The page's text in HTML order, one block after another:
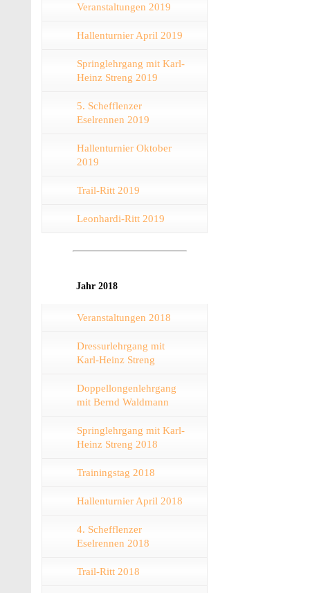
Veranstaltungen 2019
Hallenturnier April 2019
Springlehrgang mit Karl-
Heinz Streng 2019
5. Schefflenzer
Eselrennen 2019
Hallenturnier Oktober
2019
Trail-Ritt 2019
Leonhardi-Ritt 2019
Jahr 2018
Veranstaltungen 2018
Dressurlehrgang mit
Karl-Heinz Streng
Doppellongenlehrgang
mit Bernd Waldmann
Springlehrgang mit Karl-
Heinz Streng 2018
Trainingstag 2018
Hallenturnier April 2018
4. Schefflenzer
Eselrennen 2018
Trail-Ritt 2018